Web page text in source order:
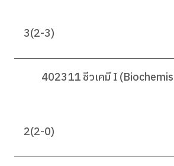
3(2-3)
402311 ชีวเคมี I
2(2-0)